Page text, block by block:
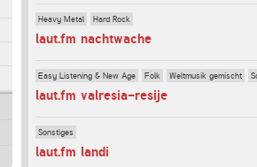
Heavy Metal Hard Rock
laut.fm nachtwache
Easy Listening & New Age Folk Weltmusik gemischt
laut.fm valresia-resije
Sonstiges
laut.fm landi